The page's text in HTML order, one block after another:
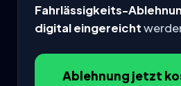
Fahrlässigkeits-
digital eingereicht
Ablehnung jetzt